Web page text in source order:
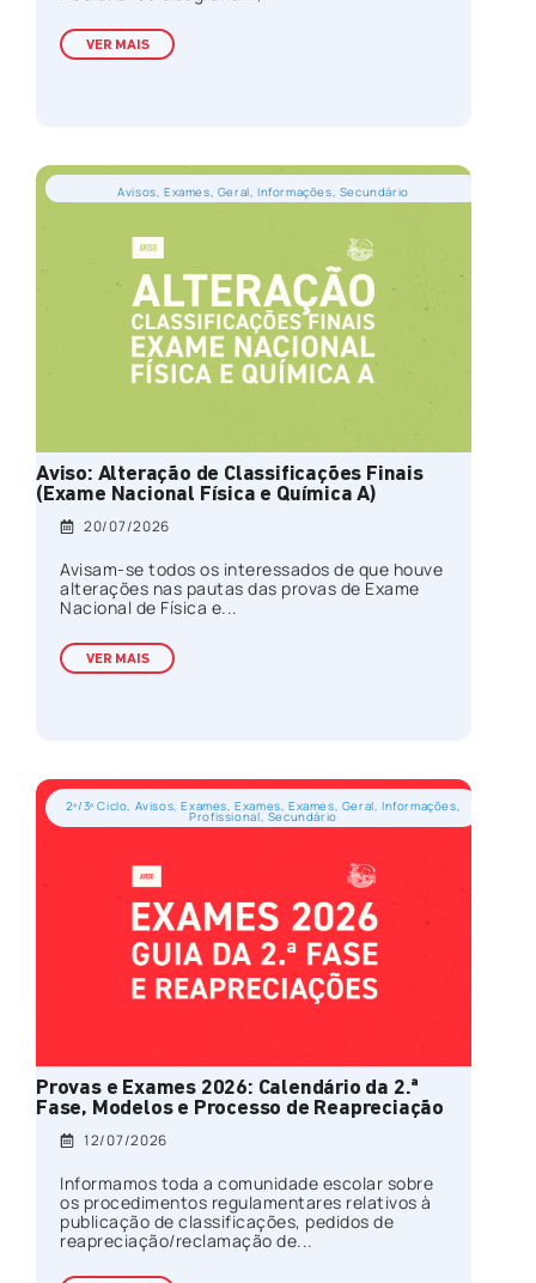
VER MAIS
Avisos Exames Geral Informações Secundário
Aviso: Alteração de Classificações Finais
(Exame Nacional Física e Química A)
20/07/2026
Avisam-se todos os interessados de que houve
alterações nas pautas das provas de Exame
Nacional de Física e...
VER MAIS
2º/3º Ciclo Avisos ,Exames ,Exames Exames Geral ,Informações
Profissional Secundário
Provas e Exames 2026: Calendário da 2.ª
Fase, Modelos e Processo de Reapreciação
12/07/2026
Informamos toda a comunidade escolar sobre
os procedimentos regulamentares relativos à
publicação de classificações, pedidos de
reapreciação/reclamação de...